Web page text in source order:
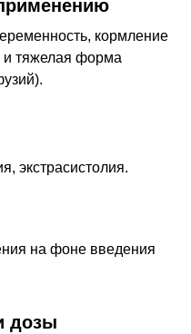
кормление
тяжелая форма
экстрасистолия.
на фоне введения
дозы